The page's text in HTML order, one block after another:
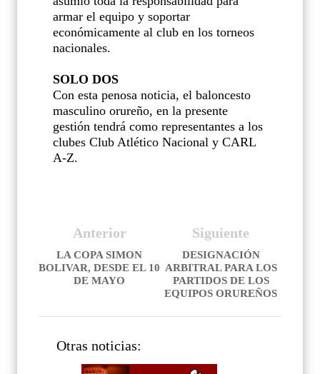
armar el equipo y soportar
económicamente al club en los torneos
nacionales.
SOLO DOS
Con esta penosa noticia, el baloncesto
masculino orureño, en la presente
gestión tendrá como representantes a los
clubes Club Atlético Nacional y CARL
A-Z.
Siguiente
DESIGNACIÓN
ARBITRAL PARA LOS
PARTIDOS DE LOS
EQUIPOS ORUREÑOS
Anterior
LA COPA SIMON
BOLIVAR, DESDE EL 10
DE MAYO
Otras noticias: